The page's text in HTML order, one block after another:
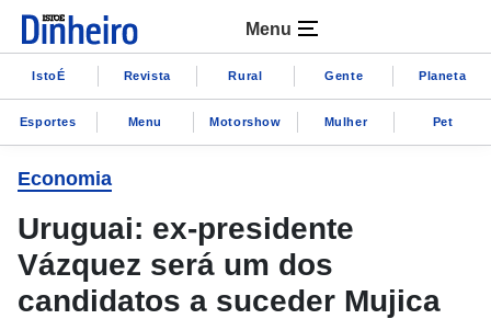
Menu
IstoÉ Revista Rural Gente Planeta
Esportes Menu Motorshow Mulher Pet
Economia
Uruguai: ex-presidente
Vázquez será um dos
candidatos a suceder Mujica